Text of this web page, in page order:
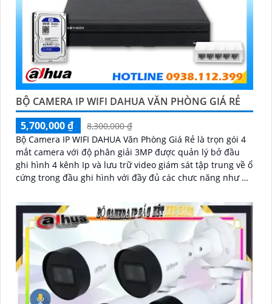
BỘ CAMERA IP WIFI DAHUA VĂN PHÒNG GIÁ RẺ
5,700,000 ₫
8,300,000 ₫
Bộ Camera IP WIFI DAHUA Văn Phòng Giá Rẻ là trọn gói 4
mắt camera với độ phân giải 3MP được quản lý bở đầu
ghi hình 4 kênh Ip và lưu trữ video giám sát tập trung về ổ
cứng trong đầu ghi hình với đầy đủ các chưc năng như AI
giám sát có màu vào ban đêm